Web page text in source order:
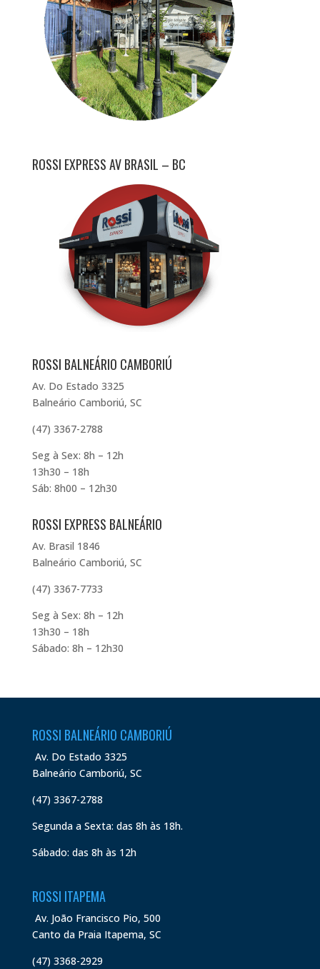
ROSSI EXPRESS AV BRASIL – BC
ROSSI BALNEÁRIO CAMBORIÚ
Av. Do Estado 3325
Balneário Camboriú, SC
(47) 3367-2788
Seg à Sex: 8h – 12h
13h30 – 18h
Sáb: 8h00 – 12h30
ROSSI EXPRESS BALNEÁRIO
Av. Brasil 1846
Balneário Camboriú, SC
(47) 3367-7733
Seg à Sex: 8h – 12h
13h30 – 18h
Sábado: 8h – 12h30
ROSSI BALNEÁRIO CAMBORIÚ
Av. Do Estado 3325
Balneário Camboriú, SC
(47) 3367-2788
Segunda a Sexta: das 8h às 18h.
Sábado: das 8h às 12h
ROSSI ITAPEMA
Av. João Francisco Pio, 500
Canto da Praia Itapema, SC
(47) 3368-2929